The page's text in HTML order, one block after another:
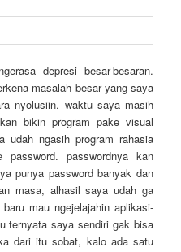
depresi besar-besaran.
masalah besar yang saya
nyolusiin. waktu saya masih
bikin program pake visual
udah ngasih program rahasia
passwordnya kan
punya password banyak dan
masa, alhasil saya udah ga
mau ngejelajahin aplikasi-
ternyata saya sendiri gak bisa
dari itu sobat, kalo ada satu